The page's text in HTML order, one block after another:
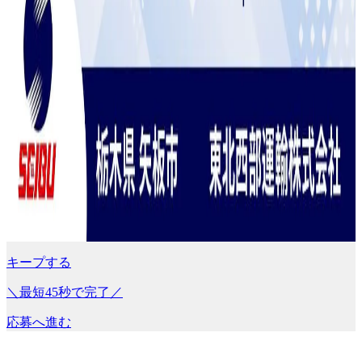
キープする
＼最短45秒で完了／
応募へ進む